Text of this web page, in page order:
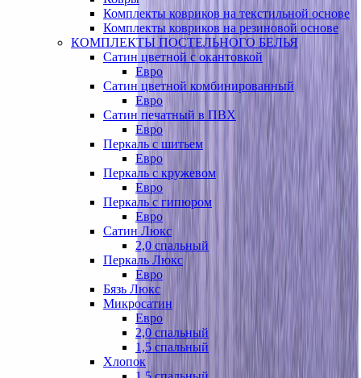
Комплекты ковриков на текстильной основе
Комплекты ковриков на резиновой основе
КОМПЛЕКТЫ ПОСТЕЛЬНОГО БЕЛЬЯ
Сатин цветной с окантовкой
Евро
Сатин цветной комбинированный
Евро
Сатин печатный в ПВХ
Евро
Перкаль с шитьем
Евро
Перкаль с кружевом
Евро
Перкаль с гипюром
Евро
Сатин Люкс
2,0 спальный
Перкаль Люкс
Евро
Бязь Люкс
Микросатин
Евро
2,0 спальный
1,5 спальный
Хлопок